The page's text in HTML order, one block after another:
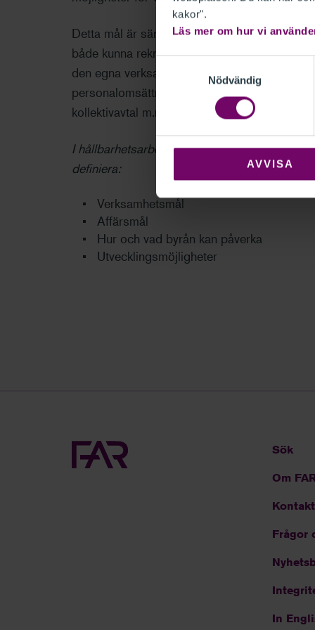
kakor".
Läs mer om hur vi
Nödvändig
AVVISA
Detta mål är särskilt relevant för företag.
både kunna rekrytera och behålla personal
den egna verksamheten och i kundernas
personalomsättning, övertid, sjukfrånvaro
kollektivavtal m.m.
I hållbarhetsarbetet är det därför viktigt att
definiera:
Verksamhetsmål
Affärsmål
Hur och vad byrån kan påverka
Utvecklingsmöjligheter
Sök
Om
Kontakt
Frågor
In